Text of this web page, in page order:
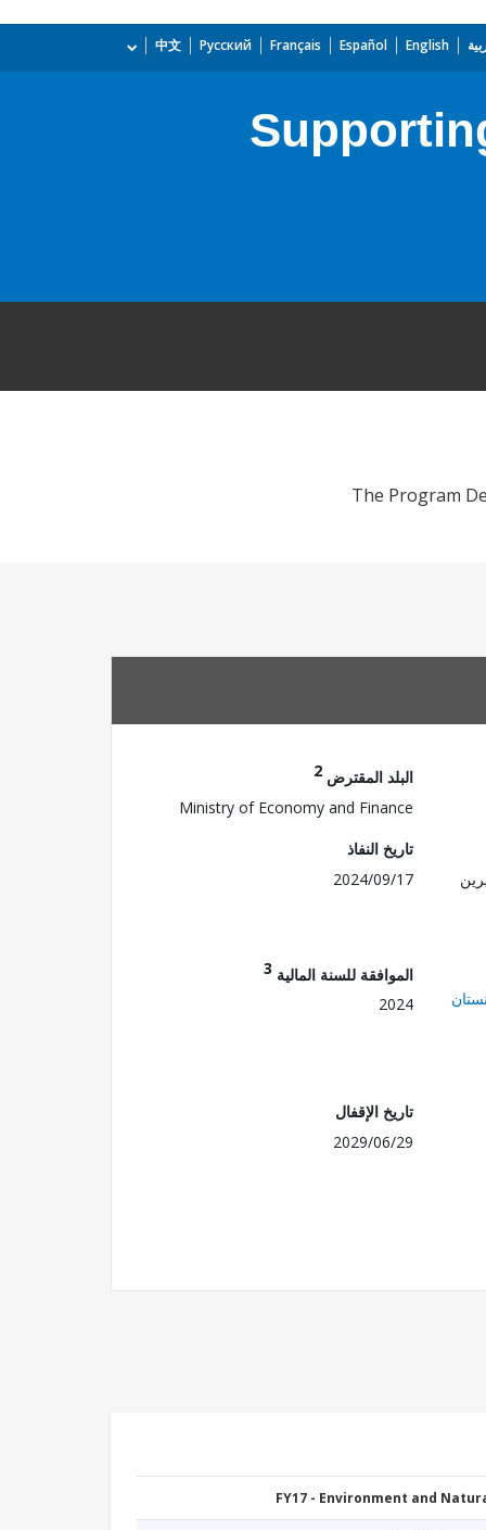
English
Español
Français
Русский
中文
The Program
البلد المقترض 2
Ministry of Economy and Finance
تاريخ النفاذ
2024/09/17
الموافقة للسنة المالية 3
2024
تاريخ الإقفال
2029/06/29
FY17 - Environment and